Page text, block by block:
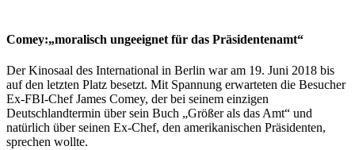
Comey:„moralisch ungeeignet für das Präsidentenamt“
Der Kinosaal des International in Berlin war am 19. Juni 2018 bis
auf den letzten Platz besetzt. Mit Spannung erwarteten die Besucher
Ex-FBI-Chef James Comey, der bei seinem einzigen
Deutschlandtermin über sein Buch „Größer als das Amt“ und
natürlich über seinen Ex-Chef, den amerikanischen Präsidenten,
sprechen wollte.